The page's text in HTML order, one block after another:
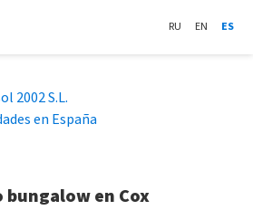
RU EN ES
2002 S.L.
en España
bungalow en Cox